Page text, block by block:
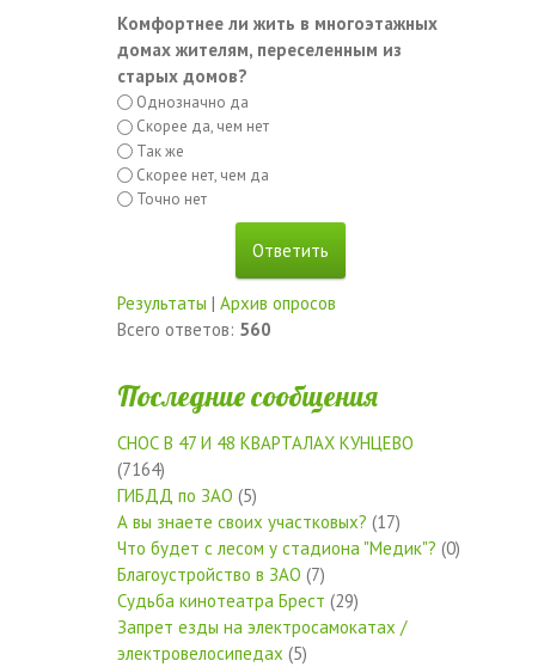
Комфортнее ли жить в многоэтажных
домах жителям, переселенным из
старых домов?
Однозначно да
Скорее да, чем нет
Так же
Скорее нет, чем да
Точно нет
Результаты | Архив опросов
Всего ответов: 560
Последние сообщения
СНОС В 47 И 48 КВАРТАЛАХ КУНЦЕВО
(7164)
ГИБДД по ЗАО (5)
А вы знаете своих участковых? (17)
Что будет с лесом у стадиона "Медик"? (0)
Благоустройство в ЗАО (7)
Судьба кинотеатра Брест (29)
Запрет езды на электросамокатах /
электровелосипедах (5)